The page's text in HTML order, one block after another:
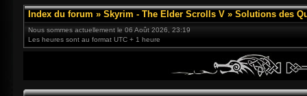
Index du forum » Skyrim - The Elder Scrolls V » Solutions des
Nous sommes actuellement le 06 Août 2026, 23:19
Les heures sont au format UTC + 1 heure